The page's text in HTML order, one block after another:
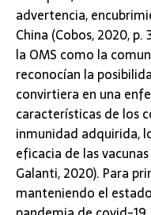
advertencia,
China (Cobos, 2020,
la OMS como la
reconocían la
convirtiera en una
características de los
inmunidad adquirida,
eficacia de las
Galanti, 2020). Para
manteniendo el